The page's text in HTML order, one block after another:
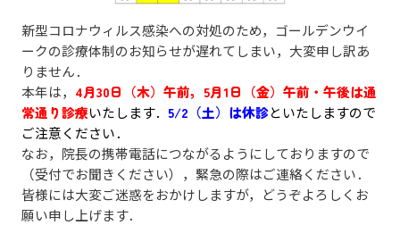
新型コロナウィルス感染への対処のため，ゴールデンウイ
ークの診療体制のお知らせが遅れてしまい，大変申し訳あ
りません．
本年は， 4月30日（木）午前，5月1日（金）午前・午後は通
常通り診療いたします． 5/2（土）は休診といたしますので
ご注意ください．
なお，院長の携帯電話につながるようにしておりますので
（受付でお聞きください），緊急の際はご連絡ください．
皆様には大変ご迷惑をおかけしますが，どうぞよろしくお
願い申し上げます．